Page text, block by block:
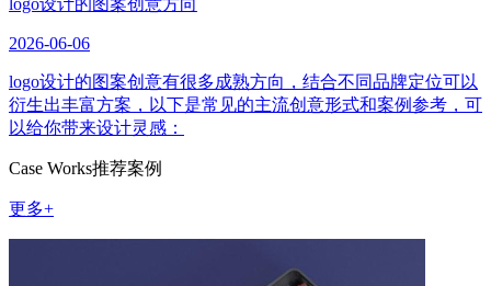
2026-06-06
logo设计的图案创意有很多成熟方向，结合不同品牌定位可以
衍生出丰富方案，以下是常见的主流创意形式和案例参考，可
以给你带来设计灵感：
Case Works推荐案例
更多+